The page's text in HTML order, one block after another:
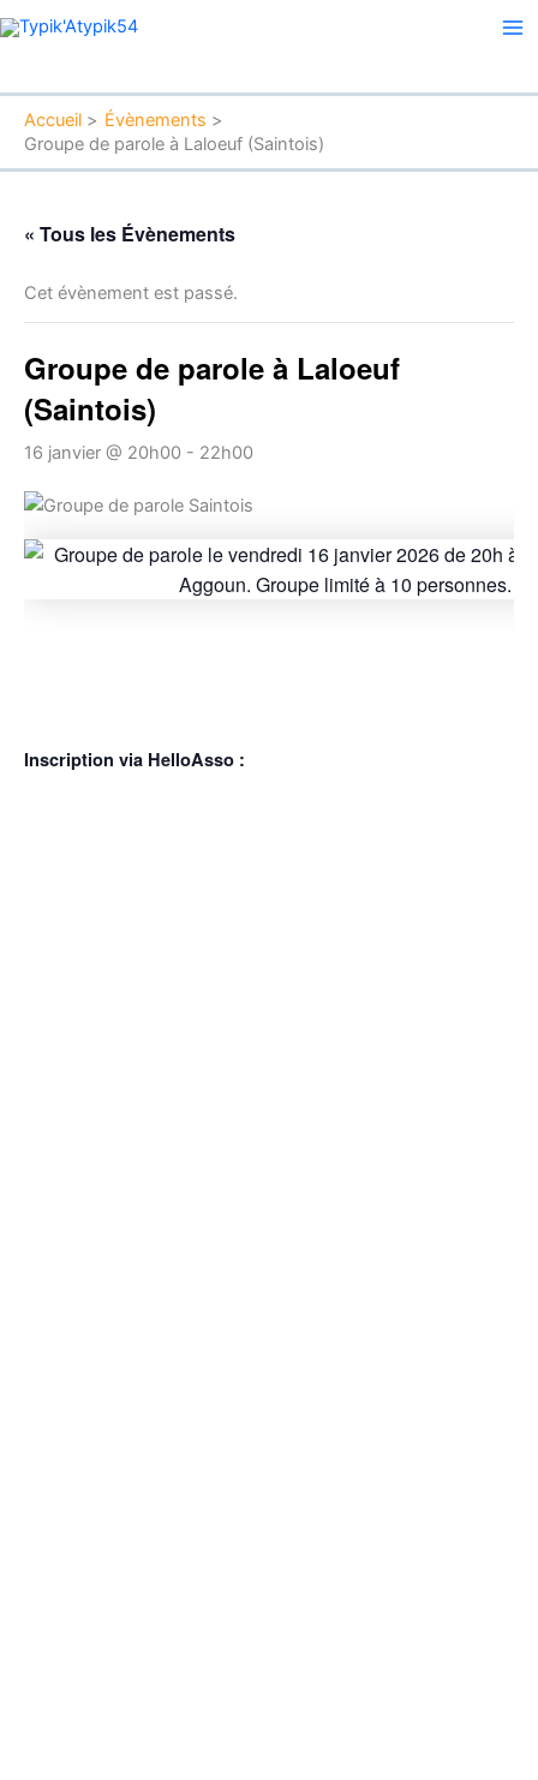
Aller
au
Accueil
Évènements
Groupe de parole à Laloeuf (Saintois)
« Tous les Évènements
Cet évènement est passé.
Groupe de parole à Laloeuf
(Saintois)
16 janvier @ 20h00 - 22h00
Inscription via HelloAsso :